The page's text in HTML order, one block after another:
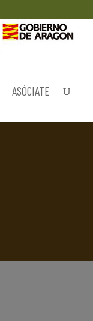
ASÓCIATE